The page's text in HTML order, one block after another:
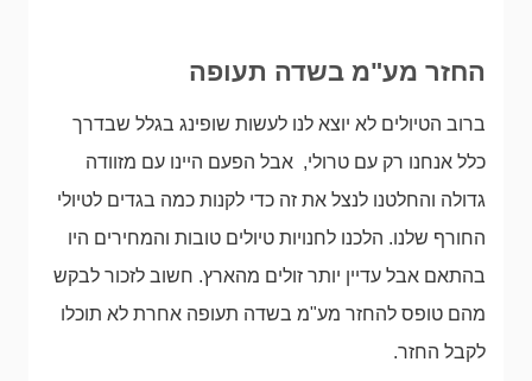
החזר מע"מ בשדה תעופה
ברוב הטיולים לא יוצא לנו לעשות שופינג בגלל שבדרך
כלל אנחנו רק עם טרולי, אבל הפעם היינו עם מזוודה
גדולה והחלטנו לנצל את זה כדי לקנות כמה בגדים לטיולי
החורף שלנו. הלכנו לחנויות טיולים טובות והמחירים היו
בהתאם אבל עדיין יותר זולים מהארץ. חשוב לזכור לבקש
מהם טופס להחזר מע"מ בשדה תעופה אחרת לא תוכלו
לקבל החזר.